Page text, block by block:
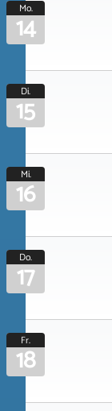
Mo.
14
Di.
15
Mi.
16
Do.
17
Fr.
18